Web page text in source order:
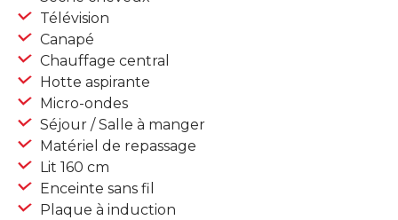
Télévision
Canapé
Chauffage central
Hotte aspirante
Micro-ondes
Séjour / Salle à manger
Matériel de repassage
Lit 160 cm
Enceinte sans fil
Plaque à induction